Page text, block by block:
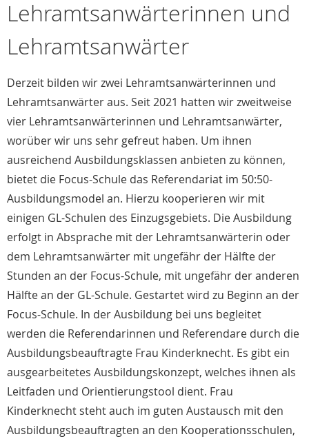
Lehramtsanwärterinnen und
Lehramtsanwärter
Derzeit bilden wir zwei Lehramtsanwärterinnen und
Lehramtsanwärter aus. Seit 2021 hatten wir zweitweise
vier Lehramtsanwärterinnen und Lehramtsanwärter,
worüber wir uns sehr gefreut haben. Um ihnen
ausreichend Ausbildungsklassen anbieten zu können,
bietet die Focus-Schule das Referendariat im 50:50-
Ausbildungsmodel an. Hierzu kooperieren wir mit
einigen GL-Schulen des Einzugsgebiets. Die Ausbildung
erfolgt in Absprache mit der Lehramtsanwärterin oder
dem Lehramtsanwärter mit ungefähr der Hälfte der
Stunden an der Focus-Schule, mit ungefähr der anderen
Hälfte an der GL-Schule. Gestartet wird zu Beginn an der
Focus-Schule. In der Ausbildung bei uns begleitet
werden die Referendarinnen und Referendare durch die
Ausbildungsbeauftragte Frau Kinderknecht. Es gibt ein
ausgearbeitetes Ausbildungskonzept, welches ihnen als
Leitfaden und Orientierungstool dient. Frau
Kinderknecht steht auch im guten Austausch mit den
Ausbildungsbeauftragten an den Kooperationsschulen,